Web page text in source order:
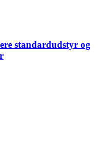
standardudstyr og